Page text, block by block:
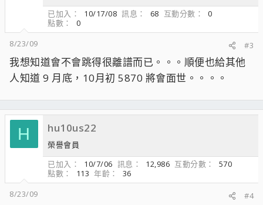
已加入
10/17/08 訊息 68 互動分數
0
點數
0
8/23/09
#3
我想知道會不會跳得很離譜而已。。。順便也給其他
人知道 9 月底，10月初 5870 將會面世。。。。
H hu10us22
榮譽會員
已加入
10/7/06 訊息 12,986 互動分數
570
點數
113 年齡
36
8/23/09
#4